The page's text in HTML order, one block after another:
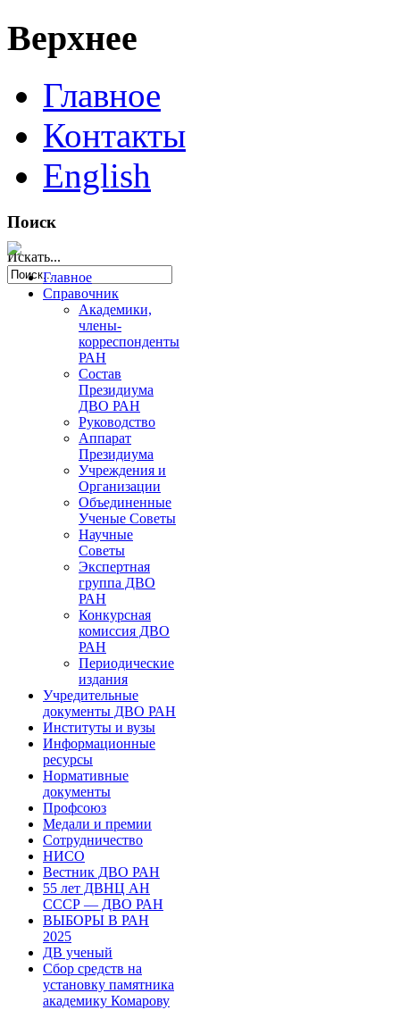
Верхнее
Главное
Контакты
English
Поиск
Искать...
Главное
Справочник
Академики,
члены-
корреспонденты
РАН
Состав
Президиума
ДВО РАН
Руководство
Аппарат
Президиума
Учреждения и
Организации
Объединенные
Ученые Советы
Научные
Советы
Экспертная
группа ДВО
РАН
Конкурсная
комиссия ДВО
РАН
Периодические
издания
Учредительные
документы ДВО РАН
Институты и вузы
Информационные
ресурсы
Нормативные
документы
Профсоюз
Медали и премии
Сотрудничество
НИСО
Вестник ДВО РАН
55 лет ДВНЦ АН
СССР — ДВО РАН
ВЫБОРЫ В РАН
2025
ДВ ученый
Сбор средств на
установку памятника
академику Комарову